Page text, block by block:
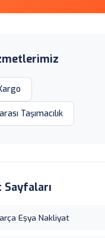
Taşımacılık
Eşya Nakliyat